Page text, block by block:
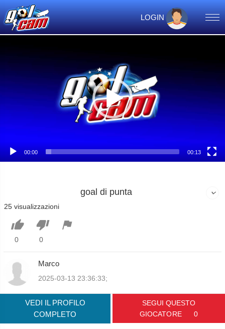
LOGIN
00:00 00:13
goal di punta
25 visualizzazioni

0

0

Marco
2025-03-13 23:36:33;
VEDI IL PROFILO
COMPLETO
SEGUI QUESTO
GIOCATORE
0